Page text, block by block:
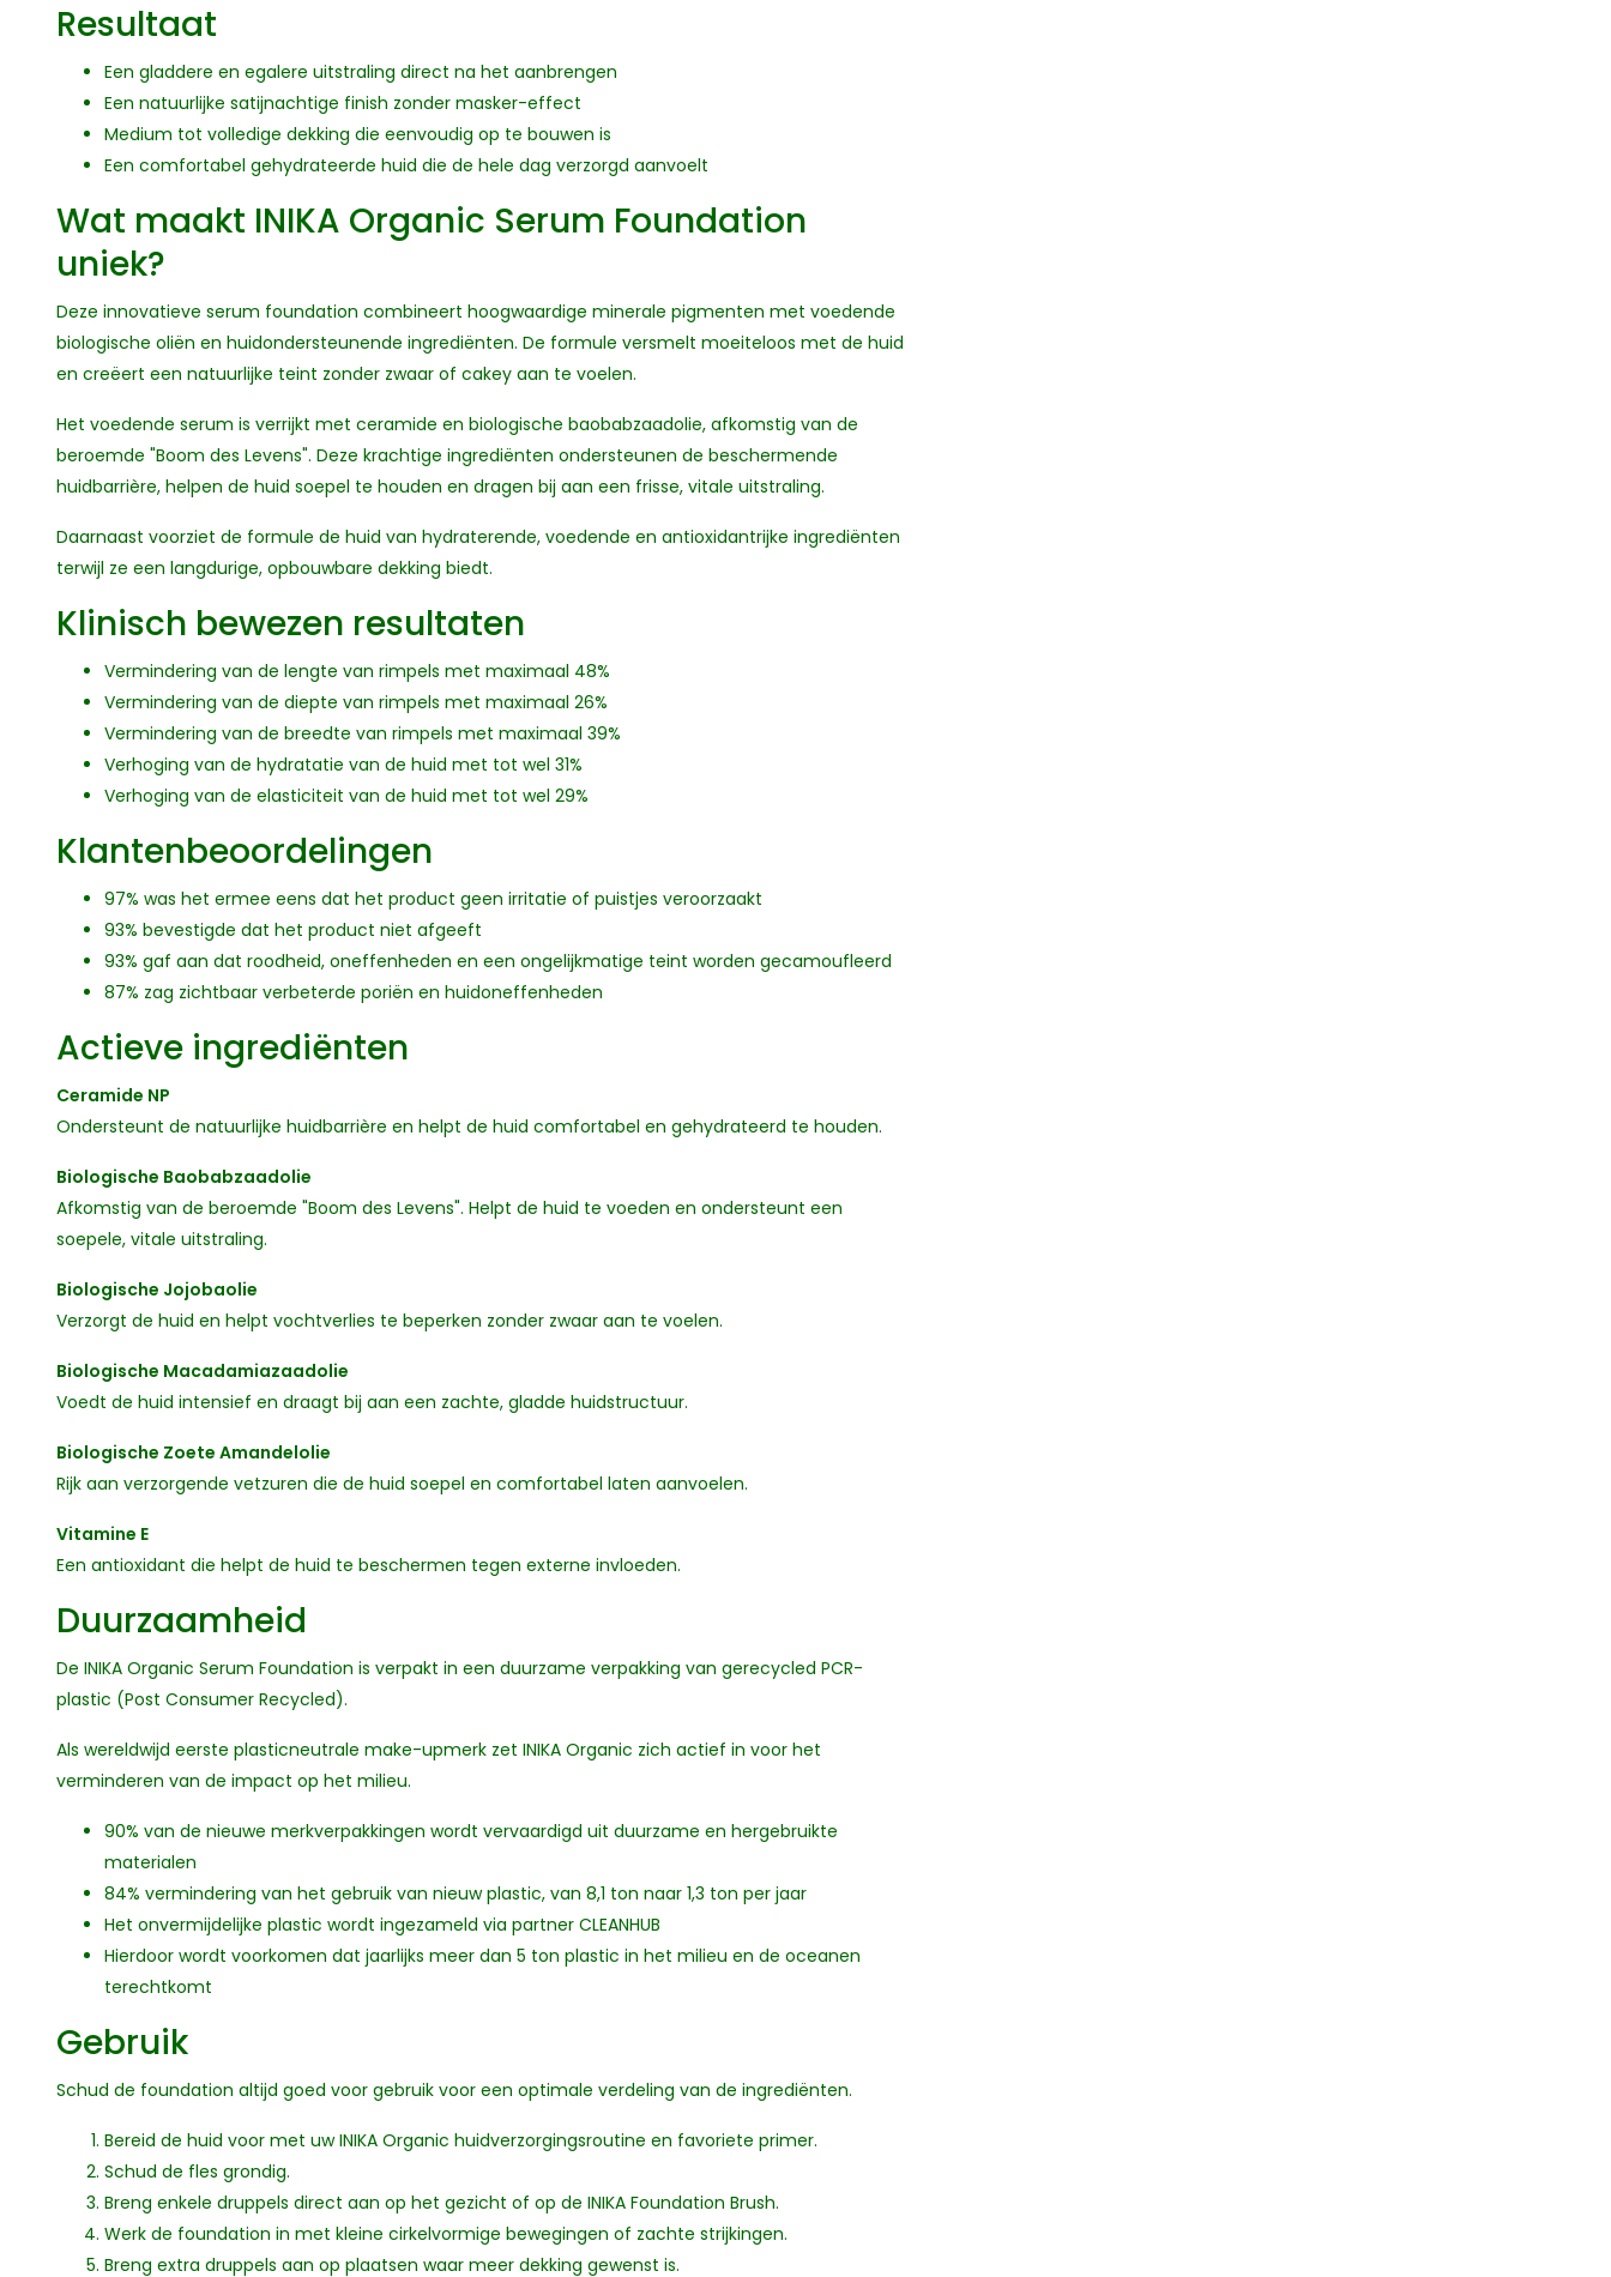
Resultaat
Een gladdere en egalere uitstraling direct na het aanbrengen
Een natuurlijke satijnachtige finish zonder masker-effect
Medium tot volledige dekking die eenvoudig op te bouwen is
Een comfortabel gehydrateerde huid die de hele dag verzorgd aanvoelt
Wat maakt INIKA Organic Serum Foundation
uniek?
Deze innovatieve serum foundation combineert hoogwaardige minerale pigmenten met voedende
biologische oliën en huidondersteunende ingrediënten. De formule versmelt moeiteloos met de huid
en creëert een natuurlijke teint zonder zwaar of cakey aan te voelen.
Het voedende serum is verrijkt met ceramide en biologische baobabzaadolie, afkomstig van de
beroemde "Boom des Levens". Deze krachtige ingrediënten ondersteunen de beschermende
huidbarrière, helpen de huid soepel te houden en dragen bij aan een frisse, vitale uitstraling.
Daarnaast voorziet de formule de huid van hydraterende, voedende en antioxidantrijke ingrediënten
terwijl ze een langdurige, opbouwbare dekking biedt.
Klinisch bewezen resultaten
Vermindering van de lengte van rimpels met maximaal 48%
Vermindering van de diepte van rimpels met maximaal 26%
Vermindering van de breedte van rimpels met maximaal 39%
Verhoging van de hydratatie van de huid met tot wel 31%
Verhoging van de elasticiteit van de huid met tot wel 29%
Klantenbeoordelingen
97% was het ermee eens dat het product geen irritatie of puistjes veroorzaakt
93% bevestigde dat het product niet afgeeft
93% gaf aan dat roodheid, oneffenheden en een ongelijkmatige teint worden gecamoufleerd
87% zag zichtbaar verbeterde poriën en huidoneffenheden
Actieve ingrediënten
Ceramide NP
Ondersteunt de natuurlijke huidbarrière en helpt de huid comfortabel en gehydrateerd te houden.
Biologische Baobabzaadolie
Afkomstig van de beroemde "Boom des Levens". Helpt de huid te voeden en ondersteunt een
soepele, vitale uitstraling.
Biologische Jojobaolie
Verzorgt de huid en helpt vochtverlies te beperken zonder zwaar aan te voelen.
Biologische Macadamiazaadolie
Voedt de huid intensief en draagt bij aan een zachte, gladde huidstructuur.
Biologische Zoete Amandelolie
Rijk aan verzorgende vetzuren die de huid soepel en comfortabel laten aanvoelen.
Vitamine E
Een antioxidant die helpt de huid te beschermen tegen externe invloeden.
Duurzaamheid
De INIKA Organic Serum Foundation is verpakt in een duurzame verpakking van gerecycled PCR-
plastic (Post Consumer Recycled).
Als wereldwijd eerste plasticneutrale make-upmerk zet INIKA Organic zich actief in voor het
verminderen van de impact op het milieu.
90% van de nieuwe merkverpakkingen wordt vervaardigd uit duurzame en hergebruikte
materialen
84% vermindering van het gebruik van nieuw plastic, van 8,1 ton naar 1,3 ton per jaar
Het onvermijdelijke plastic wordt ingezameld via partner CLEANHUB
Hierdoor wordt voorkomen dat jaarlijks meer dan 5 ton plastic in het milieu en de oceanen
terechtkomt
Gebruik
Schud de foundation altijd goed voor gebruik voor een optimale verdeling van de ingrediënten.
Bereid de huid voor met uw INIKA Organic huidverzorgingsroutine en favoriete primer.
Schud de fles grondig.
Breng enkele druppels direct aan op het gezicht of op de INIKA Foundation Brush.
Werk de foundation in met kleine cirkelvormige bewegingen of zachte strijkingen.
Breng extra druppels aan op plaatsen waar meer dekking gewenst is.